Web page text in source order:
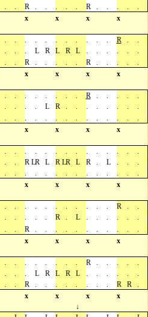
. . R . . . . . R . . . .
.
x x x
x
. . . . . . . . . . . R .
.
. . . L R L R L . . . . .
.
. . R . . . . . R . . . .
.
x x x
x
. . . . . . . . R . . . .
.
. . . . L R . . . . . . .
.
. . . . . . . . . . . . .
.
x x x x
. . . . . . . . . . . . .
.
. . R LR L R LR L R . L . .
.
. . . . . . . . . . . . .
.
x x x
x
. . . . . . . . . . . R .
.
. . . . . R . L . . . . .
.
. . R . . . . . . . . . .
.
x x x x
. . . . . . . . R . . . .
.
. . . L R L R L . . . . .
.
. . R . . . . . . . . R R
.
x x x
x
↓